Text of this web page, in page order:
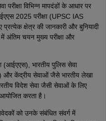
विभिन्न मापदंडों के आधार पर
2025 परीक्षा (UPSC IAS
क्षेत्र की जानकारी और बुनियादी
में अंतिम चयन मुख्य परीक्षा और
(आईएएस), भारतीय पुलिस सेवा
केंद्रीय सेवाओं जैसे भारतीय लेखा
विदेश सेवा जैसी सेवाओं के लिए
आयोजित करता है।
को उनके संबंधित संवर्ग में